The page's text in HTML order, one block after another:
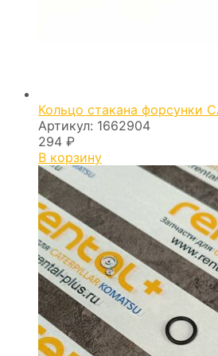
Кольцо стакана форсунки
Артикул: 1662904
294 ₽
В корзину